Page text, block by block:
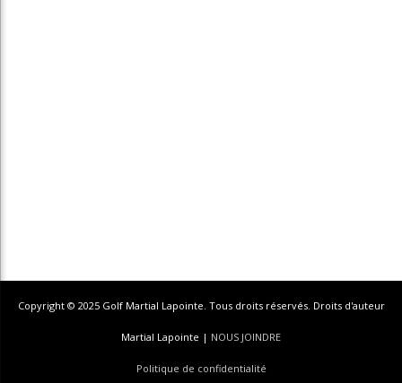
Copyright © 2025 Golf Martial Lapointe. Tous droits réservés. Droits d'auteur
Martial Lapointe | NOUS JOINDRE
Politique de confidentialité